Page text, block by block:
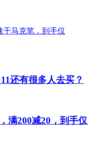
还有很多人去买？
满200减20，到手仅